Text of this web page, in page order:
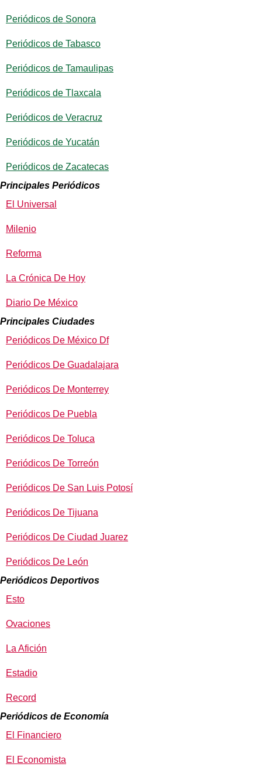
Periódicos de Sonora
Periódicos de Tabasco
Periódicos de Tamaulipas
Periódicos de Tlaxcala
Periódicos de Veracruz
Periódicos de Yucatán
Periódicos de Zacatecas
Principales Periódicos
El Universal
Milenio
Reforma
La Crónica De Hoy
Diario De México
Principales Ciudades
Periódicos De México Df
Periódicos De Guadalajara
Periódicos De Monterrey
Periódicos De Puebla
Periódicos De Toluca
Periódicos De Torreón
Periódicos De San Luis Potosí
Periódicos De Tijuana
Periódicos De Ciudad Juarez
Periódicos De León
Periódicos Deportivos
Esto
Ovaciones
La Afición
Estadio
Record
Periódicos de Economía
El Financiero
El Economista